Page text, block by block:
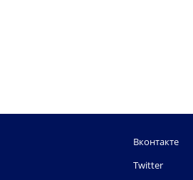
Вконтакте
Twitter